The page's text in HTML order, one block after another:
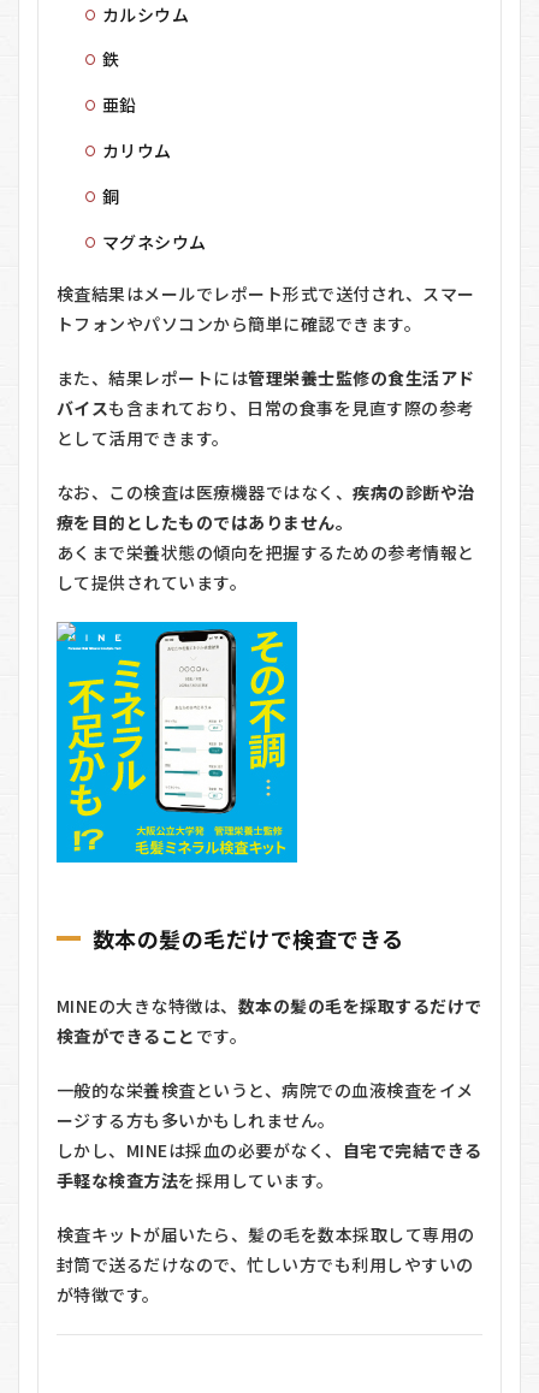
イン）に
＆A
1.9.1
は痛く
1.9.2
結果は
どのよ
か？
1.9.3
Q. 医療
して利
用でき
ます
か？
カルシウム
鉄
亜鉛
カリウム
銅
マグネシウム
検査結果はメールでレポート形式で送付され、スマー
トフォンやパソコンから簡単に確認できます。
また、結果レポートには管理栄養士監修の食生活アド
バイスも含まれており、日常の食事を見直す際の参考
として活用できます。
なお、この検査は医療機器ではなく、疾病の診断や治
療を目的としたものではありません。
あくまで栄養状態の傾向を把握するための参考情報と
して提供されています。
数本の髪の毛だけで検査できる
MINEの大きな特徴は、 数本の髪の毛を採取するだけで
検査ができること です。
一般的な栄養検査というと、病院での血液検査をイメ
ージする方も多いかもしれません。
しかし、MINEは採血の必要がなく、
自宅で完結できる
手軽な検査方法を採用しています。
検査キットが届いたら、髪の毛を数本採取して専用の
封筒で送るだけなので、忙しい方でも利用しやすいの
が特徴です。